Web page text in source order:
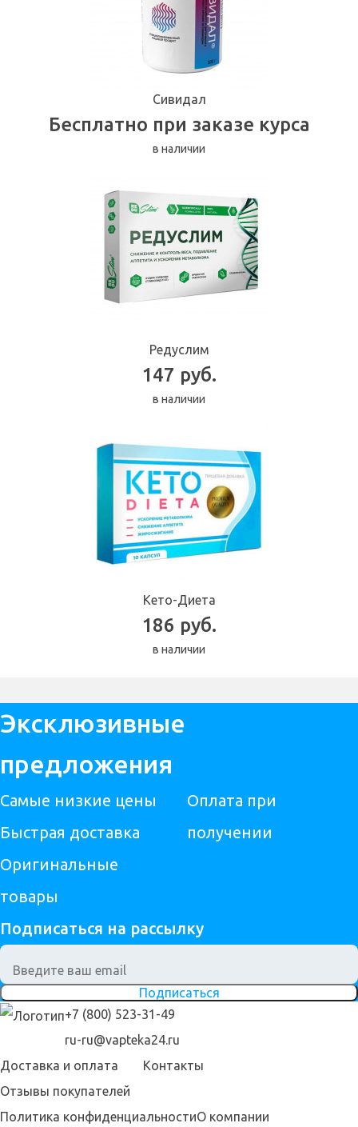
Сивидал
Бесплатно при заказе курса
в наличии
Редуслим
147 руб.
в наличии
Кето-Диета
186 руб.
в наличии
Эксклюзивные
предложения
Самые низкие цены
Быстрая доставка
Оригинальные
товары
Оплата при
получении
Подписаться на рассылку
Подписаться
+7 (800) 523-31-49
ru-ru@vapteka24.ru
Доставка и оплата
Отзывы покупателей
Контакты
Политика конфиденциальностиО компании